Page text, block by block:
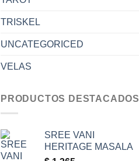
TRISKEL
UNCATEGORICED
VELAS
PRODUCTOS DESTACADOS
SREE VANI
HERITAGE MASALA